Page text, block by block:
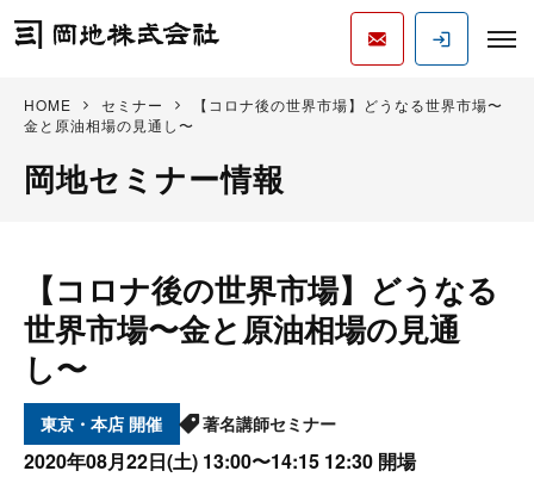
HOME セミナー
【コロナ後の世界市場】どうなる世界市場〜
金と原油相場の見通し〜
岡地セミナー情報
【コロナ後の世界市場】どうなる
世界市場〜金と原油相場の見通
し〜
東京・本店 著名講師セミナー
2020年08月22日(土) 13:00〜14:15 12:30